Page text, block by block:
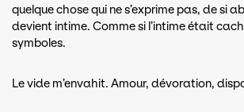
quelque chose qui ne s’exprime pas, de si
devient intime. Comme si l’intime était
symboles.
Le vide m’envahit. Amour, dévoration,